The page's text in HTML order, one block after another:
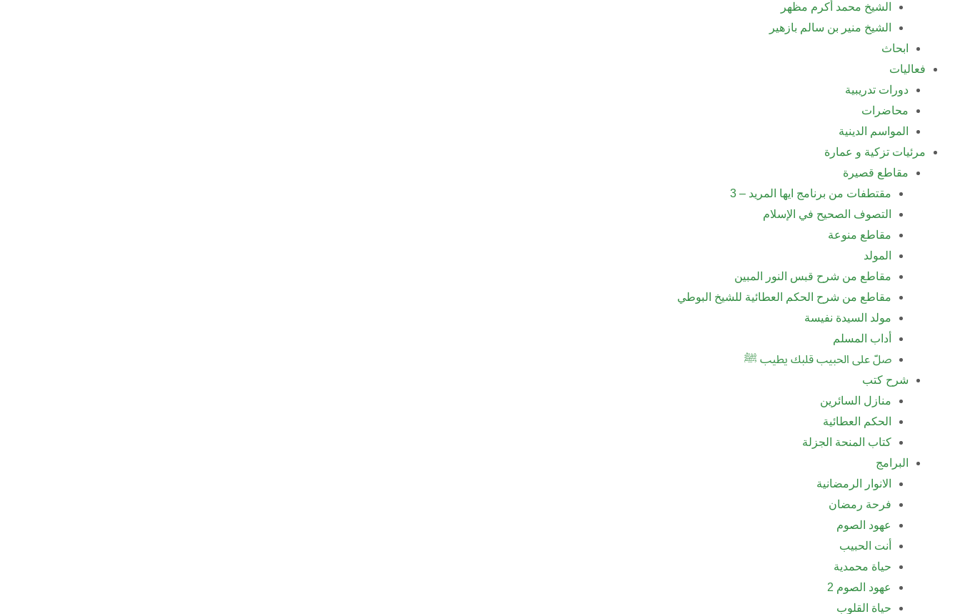
الشيخ محمد أكرم مظهر
الشيخ منير بن سالم بازهير
ابحاث
فعاليات
دورات تدريبية
محاضرات
المواسم الدينية
مرئيات تزكية و عمارة
مقاطع قصيرة
مقتطفات من برنامج ايها المريد – 3
التصوف الصحيح في الإسلام
مقاطع منوعة
المولد
مقاطع من شرح قبس النور المبين
مقاطع من شرح الحكم العطائية للشيخ البوطي
مولد السيدة نفيسة
أداب المسلم
صلّ على الحبيب قلبك يطيب ﷺ
شرح كتب
منازل السائرين
الحكم العطائية
كتاب المنحة الجزلة
البرامج
الانوار الرمضانية
فرحة رمضان
عهود الصوم
أنت الحبيب
حياة محمدية
عهود الصوم 2
حياة القلوب